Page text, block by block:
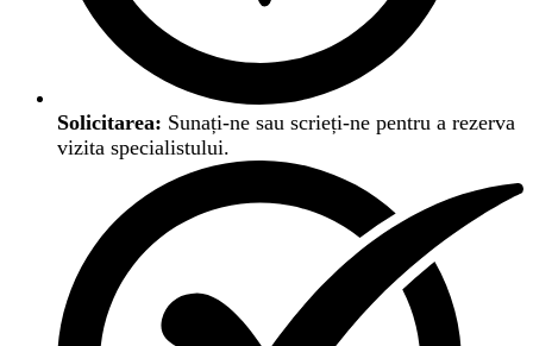
Solicitarea: Sunați-ne sau scrieți-ne pentru a rezerva
vizita specialistului.